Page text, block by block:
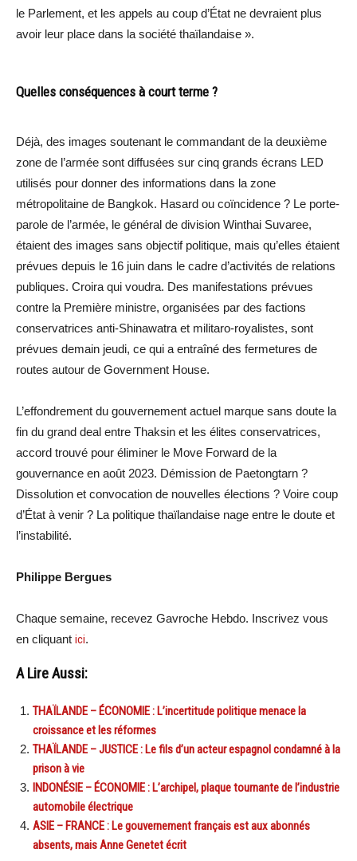
le Parlement, et les appels au coup d’État ne devraient plus
avoir leur place dans la société thaïlandaise ».
Quelles conséquences à court terme ?
Déjà, des images soutenant le commandant de la deuxième
zone de l’armée sont diffusées sur cinq grands écrans LED
utilisés pour donner des informations dans la zone
métropolitaine de Bangkok. Hasard ou coïncidence ? Le porte-
parole de l’armée, le général de division Winthai Suvaree,
étaient des images sans objectif politique, mais qu’elles étaient
prévues depuis le 16 juin dans le cadre d’activités de relations
publiques. Croira qui voudra. Des manifestations prévues
contre la Première ministre, organisées par des factions
conservatrices anti-Shinawatra et militaro-royalistes, sont
prévues demain jeudi, ce qui a entraîné des fermetures de
routes autour de Government House.
L’effondrement du gouvernement actuel marque sans doute la
fin du grand deal entre Thaksin et les élites conservatrices,
accord trouvé pour éliminer le Move Forward de la
gouvernance en août 2023. Démission de Paetongtarn ?
Dissolution et convocation de nouvelles élections ? Voire coup
d’État à venir ? La politique thaïlandaise nage entre le doute et
l’instabilité.
Philippe Bergues
Chaque semaine, recevez Gavroche Hebdo. Inscrivez vous
en cliquant ici.
A Lire Aussi:
THAÏLANDE – ÉCONOMIE : L’incertitude politique menace la
croissance et les réformes
THAÏLANDE – JUSTICE : Le fils d’un acteur espagnol condamné à la
prison à vie
INDONÉSIE – ÉCONOMIE : L’archipel, plaque tournante de l’industrie
automobile électrique
ASIE – FRANCE : Le gouvernement français est aux abonnés
absents, mais Anne Genetet écrit